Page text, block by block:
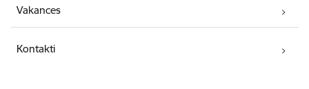
Vakances
Kontakti